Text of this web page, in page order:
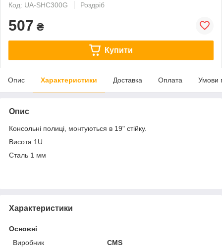
Код: UA-SHC300G
Роздріб
507 ₴
Купити
Опис Характеристики Доставка Оплата Умови
Опис
Консольні полиці, монтуються в 19" стійку.
Висота 1U
Сталь 1 мм
Характеристики
Основні
Виробник
CMS